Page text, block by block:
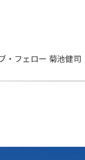
・フェロー 菊池健司